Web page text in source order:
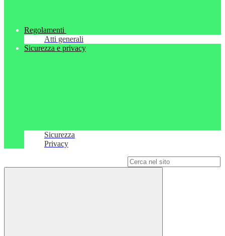
Regolamenti
Atti generali
Sicurezza e privacy
Sicurezza
Privacy